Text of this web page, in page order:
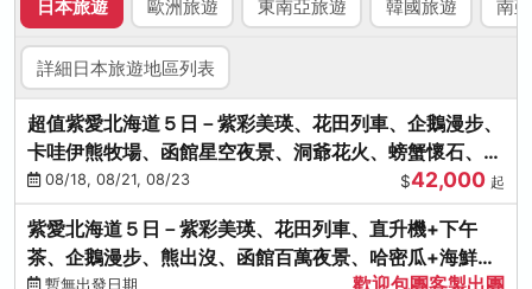
日本旅遊 歐洲旅遊 東南亞旅遊 韓國旅遊 南
詳細日本旅遊地區列表
超值紫愛北海道５日－紫彩美瑛、花田列車、企鵝漫步、
卡哇伊熊牧場、函館星空夜景、洞爺花火、螃蟹懷石、啤
酒暢飲
08/18, 08/21, 08/23 $42,000 起
紫愛北海道５日－紫彩美瑛、花田列車、直升機+下午
茶、企鵝漫步、熊出沒、函館百萬夜景、哈密瓜+海鮮和
暫無出發日期